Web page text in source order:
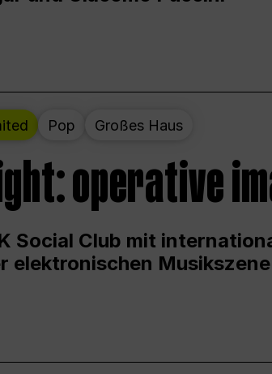
Pop Großes Haus
operative
Social Club mit
elektronischen Musikszene